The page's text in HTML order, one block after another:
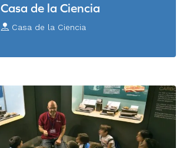
Casa de la Ciencia
Casa de la Ciencia